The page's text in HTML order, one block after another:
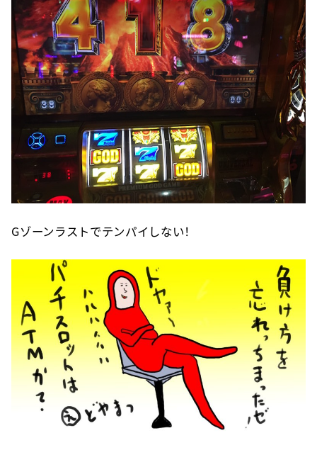
Gゾーンラストでテンパイしない！